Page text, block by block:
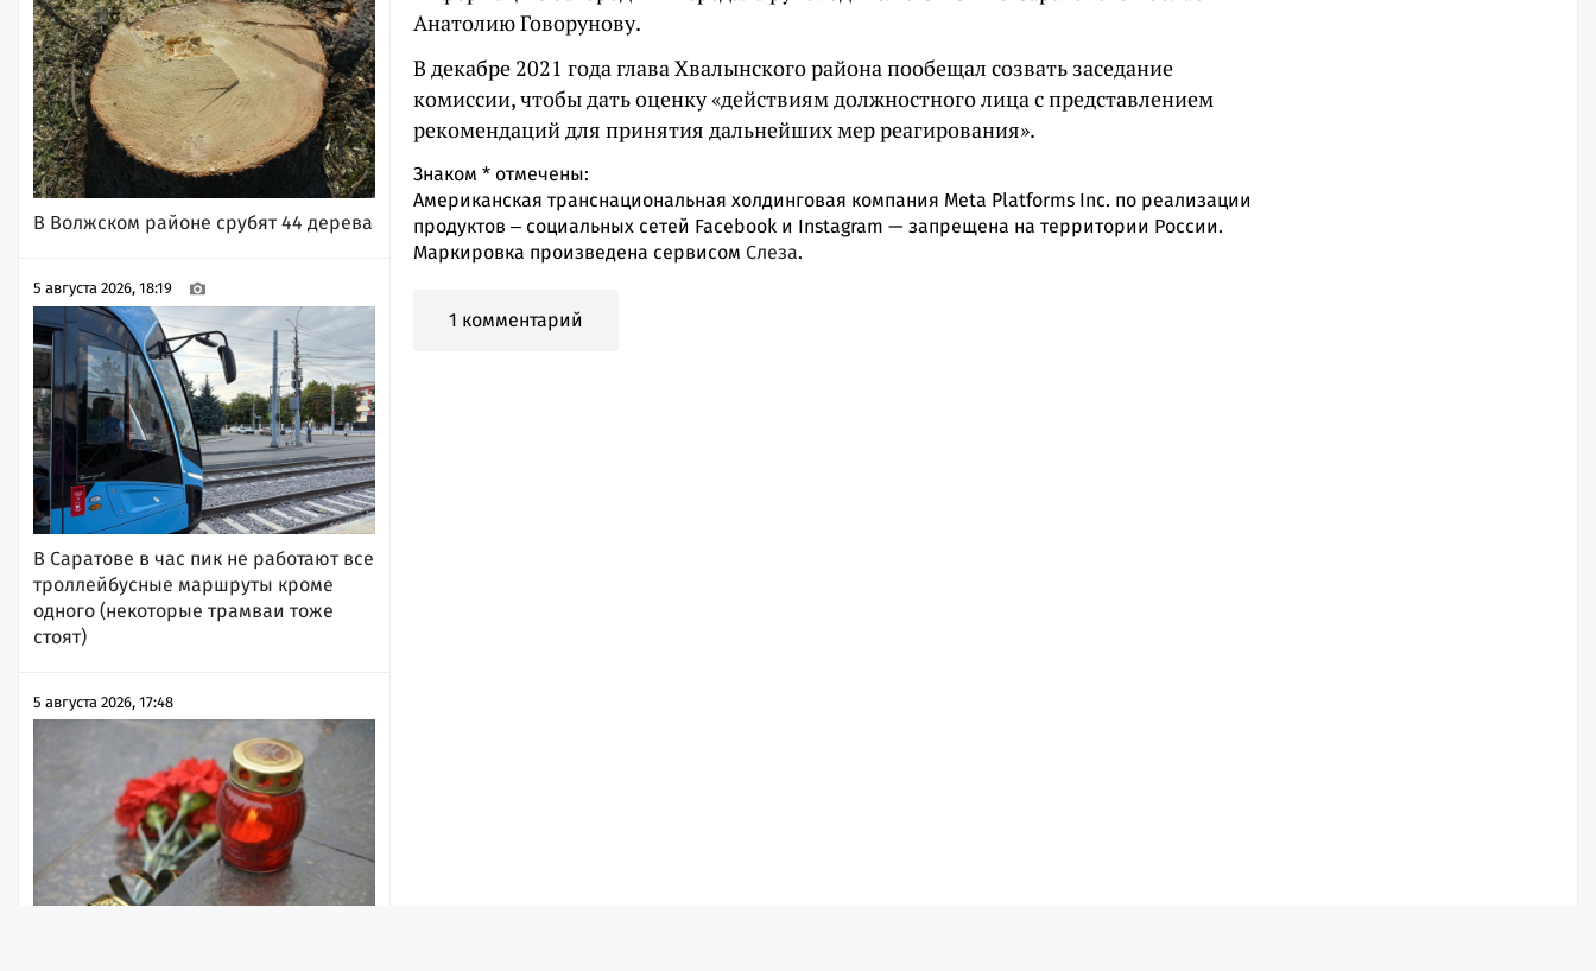
В Волжском районе срубят 44 дерева
5 августа 2026, 18:19
В Саратове в час пик не работают все
троллейбусные маршруты кроме
одного (некоторые трамваи тоже
стоят)
5 августа 2026, 17:48
Анатолию Говорунову.
В декабре 2021 года глава Хвалынского района пообещал созвать заседание
комиссии, чтобы дать оценку «действиям должностного лица с представлением
рекомендаций для принятия дальнейших мер реагирования».
Знаком * отмечены:
Американская транснациональная холдинговая компания Meta Platforms Inc. по реализации
продуктов ‒ социальных сетей Facebook и Instagram — запрещена на территории России.
Маркировка произведена сервисом Слеза.
1 комментарий